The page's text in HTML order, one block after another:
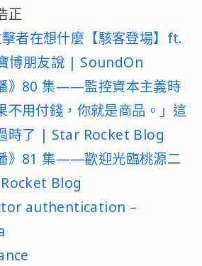
正
者在想什麼【駭客登場】ft.
博朋友說 | SoundOn
》80 集——監控資本主義時
不用付錢，你就是商品。」這
時了 | Star Rocket Blog
》81 集——歡迎光臨桃源二
Blog
authentication –